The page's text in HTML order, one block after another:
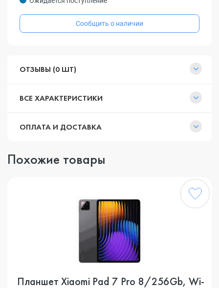
Сообщить о наличии
ОТЗЫВЫ (0 ШТ)
ВСЕ ХАРАКТЕРИСТИКИ
ОПЛАТА И ДОСТАВКА
Похожие товары
Планшет Xiaomi Pad 7 Pro 8/256Gb, Wi-